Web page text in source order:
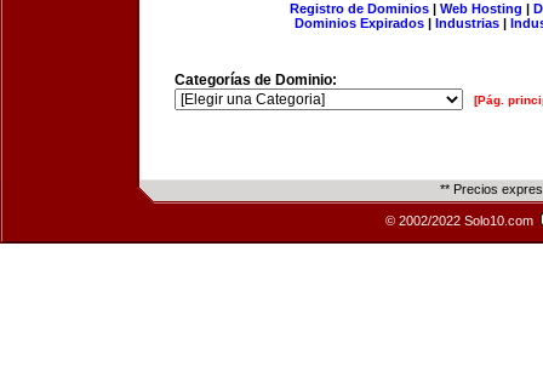
Registro de Dominios| Web Hosting |
Dominios Expirados | Industrias |
Categorías de Dominio:
[Pág.
** Precios
© 2002/2022 Solo10.com